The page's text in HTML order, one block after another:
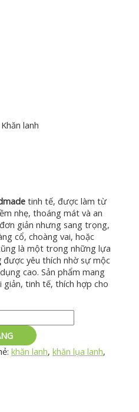
lanh
tinhtế,đượclàmtừ
nhẹ,thoángmátvàan
đơn giảnnhưngsangtrọng,
cổ,choàngvai,hoặc
làmộttrongnhữnglựa
đượcyêuthíchnhờsựmộc
dụngcao.Sảnphẩmmang
giản,tinhtế,thíchhợpcho
khăn lanh,khăn lụa lanh,